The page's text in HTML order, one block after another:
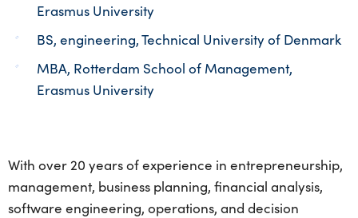
Erasmus University
BS, engineering, Technical University of Denmark
MBA, Rotterdam School of Management,
Erasmus University
With over 20 years of experience in entrepreneurship,
management, business planning, financial analysis,
software engineering, operations, and decision